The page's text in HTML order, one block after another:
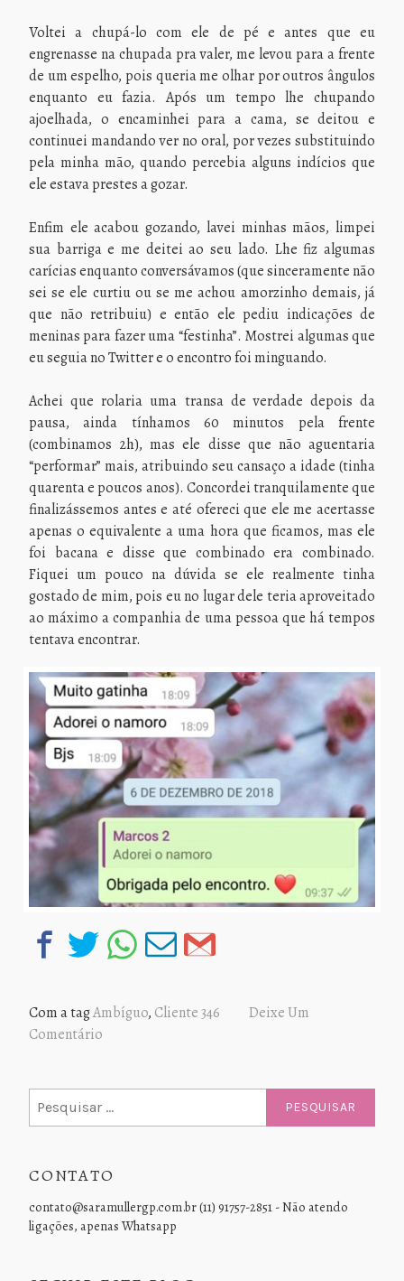
Voltei a chupá-lo com ele de pé e antes que eu
engrenasse na chupada pra valer, me levou para a frente
de um espelho, pois queria me olhar por outros ângulos
enquanto eu fazia. Após um tempo lhe chupando
ajoelhada, o encaminhei para a cama, se deitou e
continuei mandando ver no oral, por vezes substituindo
pela minha mão, quando percebia alguns indícios que
ele estava prestes a gozar.
Enfim ele acabou gozando, lavei minhas mãos, limpei
sua barriga e me deitei ao seu lado. Lhe fiz algumas
carícias enquanto conversávamos (que sinceramente não
sei se ele curtiu ou se me achou amorzinho demais, já
que não retribuiu) e então ele pediu indicações de
meninas para fazer uma “festinha”. Mostrei algumas que
eu seguia no Twitter e o encontro foi minguando.
Achei que rolaria uma transa de verdade depois da
pausa, ainda tínhamos 60 minutos pela frente
(combinamos 2h), mas ele disse que não aguentaria
“performar” mais, atribuindo seu cansaço a idade (tinha
quarenta e poucos anos). Concordei tranquilamente que
finalizássemos antes e até ofereci que ele me acertasse
apenas o equivalente a uma hora que ficamos, mas ele
foi bacana e disse que combinado era combinado.
Fiquei um pouco na dúvida se ele realmente tinha
gostado de mim, pois eu no lugar dele teria aproveitado
ao máximo a companhia de uma pessoa que há tempos
tentava encontrar.
Com a tagAmbíguo, Cliente 346
Deixe Um
Comentário
por:
CONTATO
contato@saramullergp.com.br (11) 91757-2851 - Não atendo
ligações, apenas Whatsapp